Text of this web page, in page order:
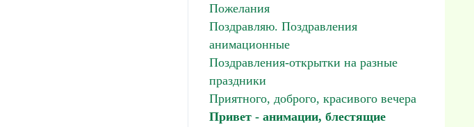
Пожелания
Поздравляю. Поздравления
анимационные
Поздравления-открытки на разные
праздники
Приятного, доброго, красивого вечера
Привет - анимации, блестящие